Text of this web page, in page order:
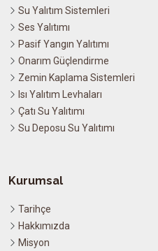
Su Yalıtım Sistemleri
Ses Yalıtımı
Pasif Yangın Yalıtımı
Onarım Güçlendirme
Zemin Kaplama Sistemleri
Isı Yalıtım Levhaları
Çatı Su Yalıtımı
Su Deposu Su Yalıtımı
Kurumsal
Tarihçe
Hakkımızda
Misyon